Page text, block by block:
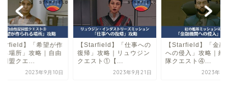
】「希望が作
る場所」攻略｜自由
同盟クエ...
2023年9月10日
【Starfield】「仕事への
復帰」攻略｜リュウジン
クエスト①【...
2023年9月21日
【Starfield】「金融
への侵入」攻略｜紅
隊クエスト④...
2023年9